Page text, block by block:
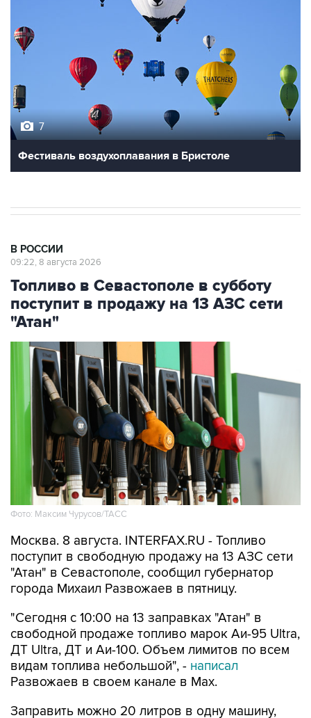
Фестиваль воздухоплавания в Бристоле
Топливо в Севастополе в субботу
поступит в продажу на 13 АЗС сети
"Атан"
Фото: Максим Чурусов/ТАСС
Москва. 8 августа. INTERFAX.RU - Топливо
"Атан" в Севастополе, сообщил губернатор
города Михаил Развожаев в пятницу.
"Сегодня с 10:00 на 13 заправках "Атан" в
ДТ Ultra, ДТ и Аи-100. Объем лимитов по всем
видам топлива небольшой", - написал
Развожаев в своем канале в Max.
Заправить можно 20 литров в одну машину,